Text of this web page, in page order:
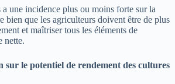
une incidence plus ou moins forte sur la
bien que les agriculteurs doivent être de plus
et maîtriser tous les éléments de
nette.
sur le potentiel de rendement des cultures